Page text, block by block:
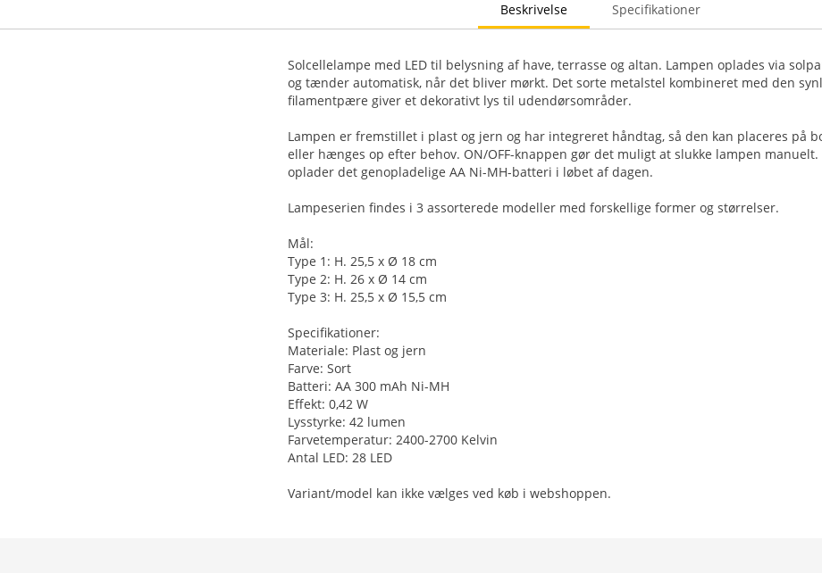
Beskrivelse Specifikationer
Solcellelampe med LED til belysning af have, terrasse og altan. Lampen oplades via
og tænder automatisk, når det bliver mørkt. Det sorte metalstel kombineret med den
filamentpære giver et dekorativt lys til udendørsområder.
Lampen er fremstillet i plast og jern og har integreret håndtag, så den kan placeres på
eller hænges op efter behov. ON/OFF-knappen gør det muligt at slukke lampen manuelt.
oplader det genopladelige AA Ni-MH-batteri i løbet af dagen.
Lampeserien findes i 3 assorterede modeller med forskellige former og størrelser.
Mål:
Type 1: H. 25,5 x Ø 18 cm
Type 2: H. 26 x Ø 14 cm
Type 3: H. 25,5 x Ø 15,5 cm
Specifikationer:
Materiale: Plast og jern
Farve: Sort
Batteri: AA 300 mAh Ni-MH
Effekt: 0,42 W
Lysstyrke: 42 lumen
Farvetemperatur: 2400-2700 Kelvin
Antal LED: 28 LED
Variant/model kan ikke vælges ved køb i webshoppen.